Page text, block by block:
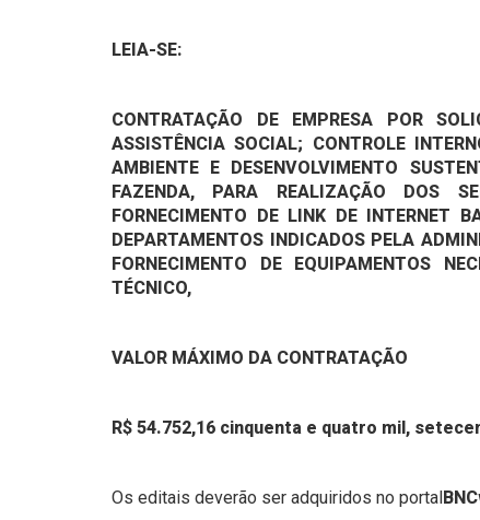
LEIA-SE:
CONTRATAÇÃO DE EMPRESA POR
ASSISTÊNCIA SOCIAL; CONTROLE
AMBIENTE E DESENVOLVIMENTO
FAZENDA, PARA REALIZAÇÃO DOS
FORNECIMENTO DE LINK DE INTERNET
DEPARTAMENTOS INDICADOS PELA
FORNECIMENTO DE EQUIPAMENTOS
TÉCNICO,
VALOR MÁXIMO DA CONTRATAÇÃO
R$ 54.752,16 cinquenta e quatro mil,
Os editais deverão ser adquiridos no portal